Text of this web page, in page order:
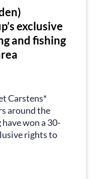
exclusive
and fishing
Carstens*
around the
won a 30-
rights to